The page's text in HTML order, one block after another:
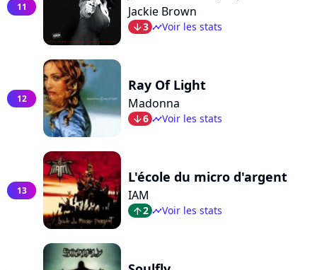
11 Jackie Brown
arrow_bot3 timelineVoir les stats
12
Ray Of Light
Madonna
arrow_bot6 timelineVoir les stats
13
L'école du micro d'argent
IAM
arrow_top2 timelineVoir les stats